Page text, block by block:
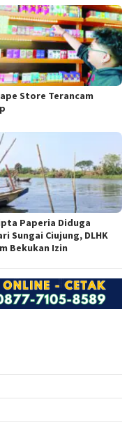
Store Terancam
Paperia Diduga
Sungai Ciujung, DLHK
Bekukan Izin